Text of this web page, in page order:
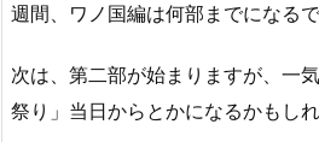
週間、ワノ国編は何部までになるで
次は、第二部が始まりますが、一
祭り」当日からとかになるかもしれ